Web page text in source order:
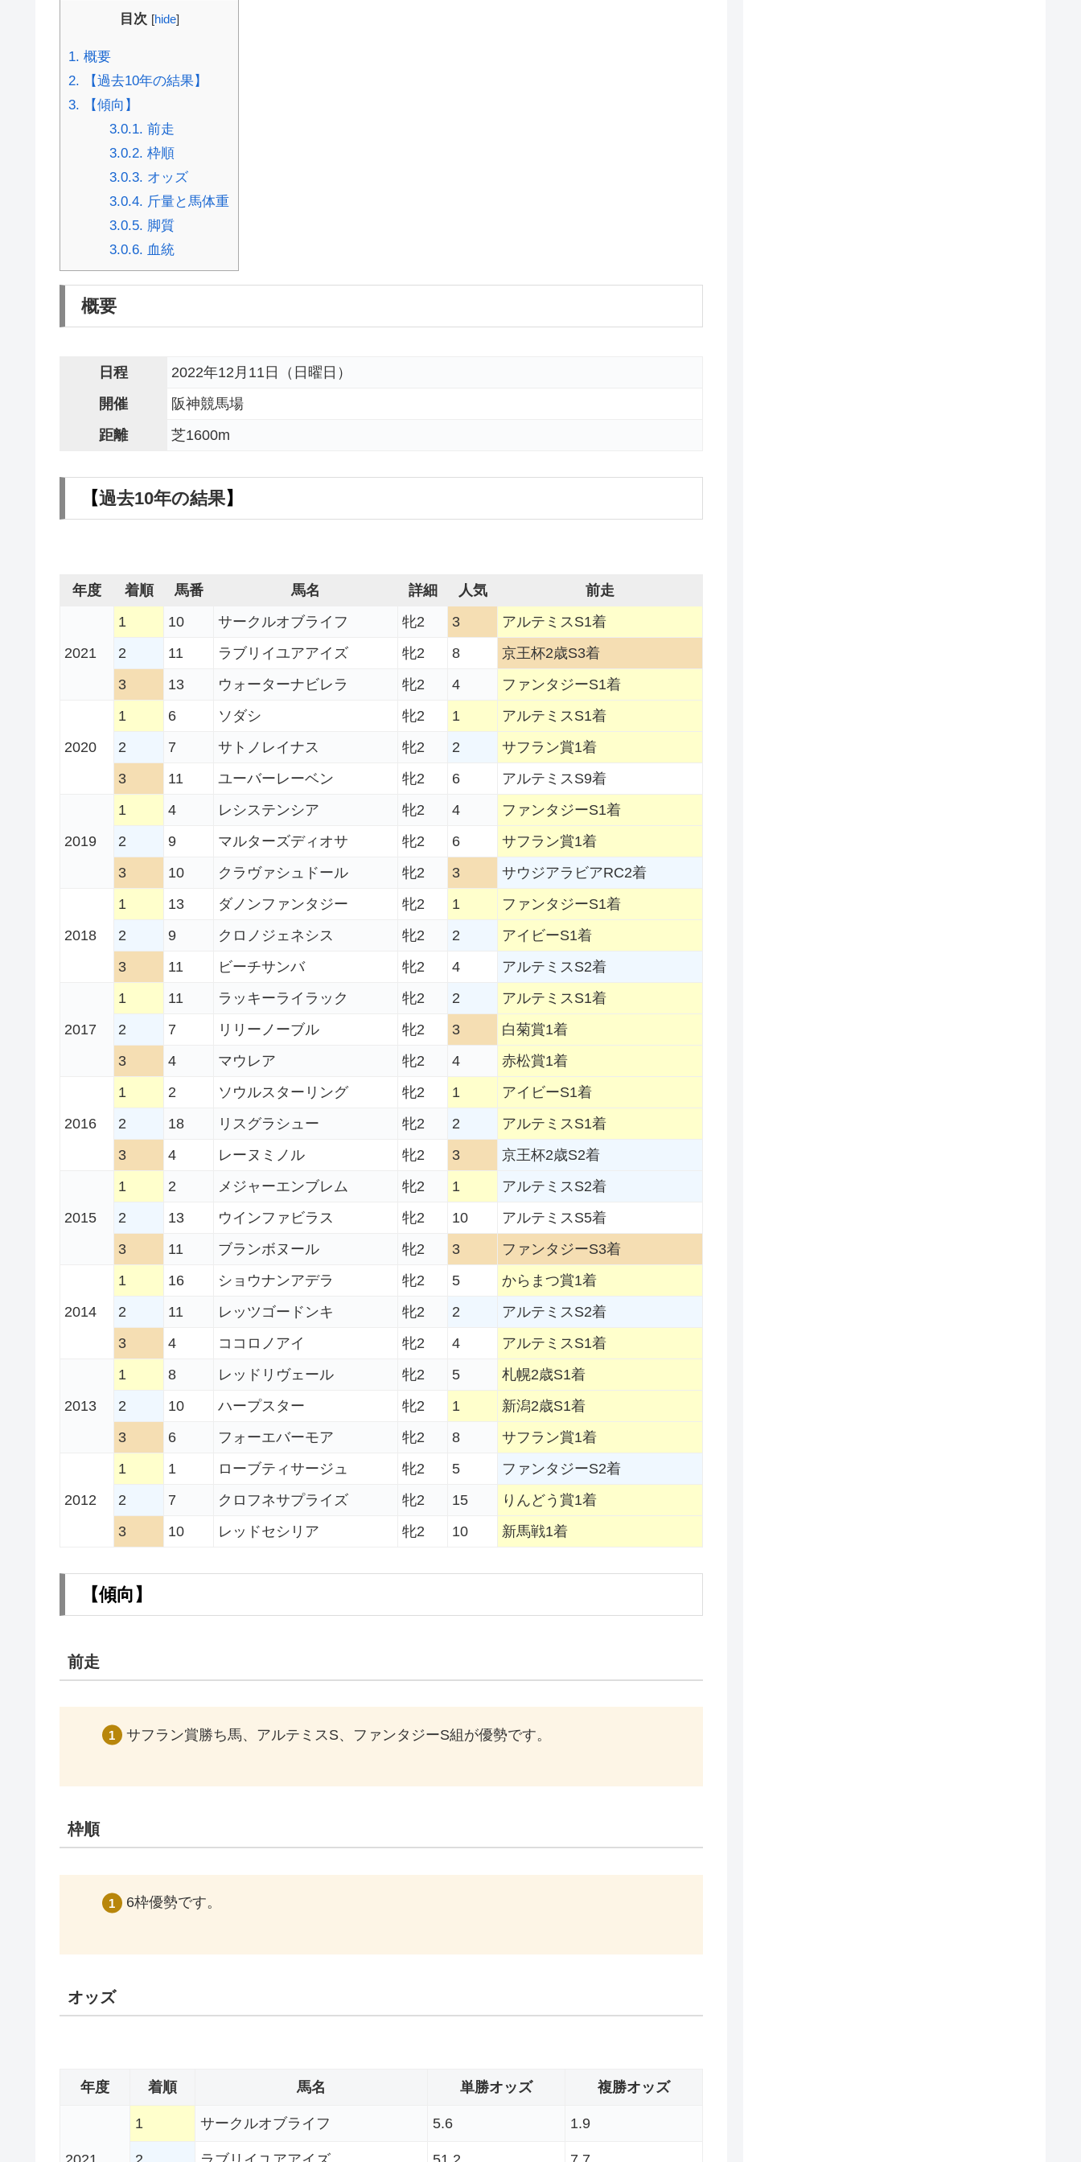
目次 [hide]
1. 概要
2. 【過去10年の結果】
3. 【傾向】
3.0.1. 前走
3.0.2. 枠順
3.0.3. オッズ
3.0.4. 斤量と馬体重
3.0.5. 脚質
3.0.6. 血統
概要
日程
2022年12月11日（日曜日）
開催
阪神競馬場
距離
芝1600m
【過去10年の結果】
年度 着順 馬番 馬名 詳細 人気 前走
2021
1 10 サークルオブライフ 牝2 3
アルテミスS1着
2
11 ラブリイユアアイズ 牝2 8
京王杯2歳S3着
3
13 ウォーターナビレラ 牝2 4 ファンタジーS1着
2020
1 6 ソダシ 牝2 1
アルテミスS1着
2
7 サトノレイナス 牝2 2
サフラン賞1着
3
11 ユーバーレーベン 牝2 6 アルテミスS9着
2019
1 4 レシステンシア 牝2 4
ファンタジーS1着
2
9 マルターズディオサ 牝2 6
サフラン賞1着
3
10 クラヴァシュドール 牝2 3 サウジアラビアRC2着
2018
1 13 ダノンファンタジー 牝2 1
ファンタジーS1着
2
9 クロノジェネシス 牝2 2
アイビーS1着
3
11 ビーチサンバ 牝2 4 アルテミスS2着
2017
1 11 ラッキーライラック 牝2 2
アルテミスS1着
2
7 リリーノーブル 牝2 3
白菊賞1着
3
4 マウレア 牝2 4 赤松賞1着
2016
1 2 ソウルスターリング 牝2 1
アイビーS1着
2
18 リスグラシュー 牝2 2
アルテミスS1着
3
4 レーヌミノル 牝2 3 京王杯2歳S2着
2015
1 2 メジャーエンブレム 牝2 1
アルテミスS2着
2
13 ウインファビラス 牝2 10
アルテミスS5着
3
11 ブランボヌール 牝2 3 ファンタジーS3着
2014
1 16 ショウナンアデラ 牝2 5
からまつ賞1着
2
11 レッツゴードンキ 牝2 2
アルテミスS2着
3
4 ココロノアイ 牝2 4 アルテミスS1着
2013
1 8 レッドリヴェール 牝2 5
札幌2歳S1着
2
10 ハープスター 牝2 1
新潟2歳S1着
3
6 フォーエバーモア 牝2 8 サフラン賞1着
2012
1 1 ローブティサージュ 牝2 5
ファンタジーS2着
2
7 クロフネサプライズ 牝2 15
りんどう賞1着
3
10 レッドセシリア 牝2 10 新馬戦1着
【傾向 】
前走
サフラン賞勝ち馬、アルテミスS、ファンタジーS組が優勢です。
枠順
6枠優勢です。
オッズ
年度 着順 馬名 単勝オッズ 複勝オッズ
1 サークルオブライフ 5.6 1.9